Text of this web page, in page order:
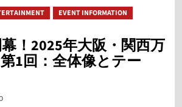
EVENT INFORMATION
！2025年大阪・関西万
1回：全体像とテー